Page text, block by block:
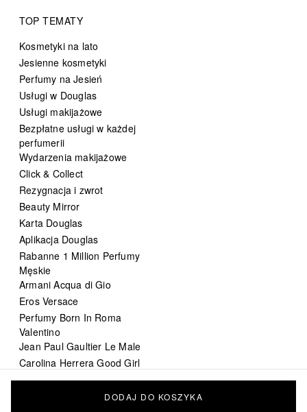
TOP TEMATY
Kosmetyki na lato
Jesienne kosmetyki
Perfumy na Jesień
Usługi w Douglas
Usługi makijażowe
Bezpłatne usługi w każdej
perfumerii
Wydarzenia makijażowe
Click & Collect
Rezygnacja i zwrot
Beauty Mirror
Karta Douglas
Aplikacja Douglas
Rabanne 1 Million Perfumy
Męskie
Armani Acqua di Gio
Eros Versace
Perfumy Born In Roma
Valentino
Jean Paul Gaultier Le Male
Carolina Herrera Good Girl
DIOR Sauvage
Chanel Bleu de ChanelDODAJ DO KOSZYKA